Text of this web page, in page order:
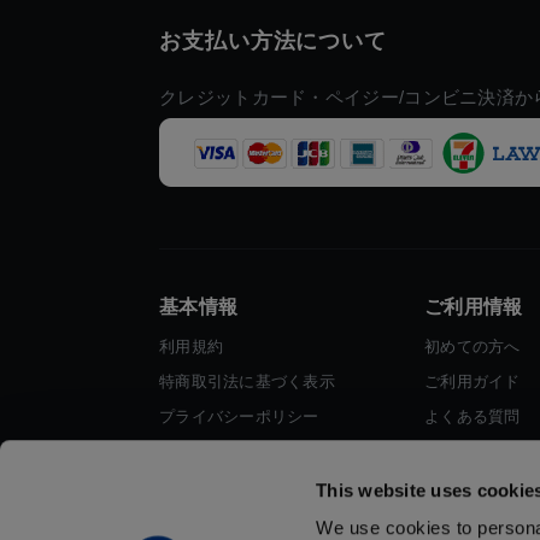
This website uses
We use cookies to
お支払い方法について
クレジットカード・ペイジー/コンビニ決済
基本情報
利用規約
特商取引法に基づく表示
プライバシーポリシー
ご利用情報
初めての方へ
ご利用ガイド
よくある質問